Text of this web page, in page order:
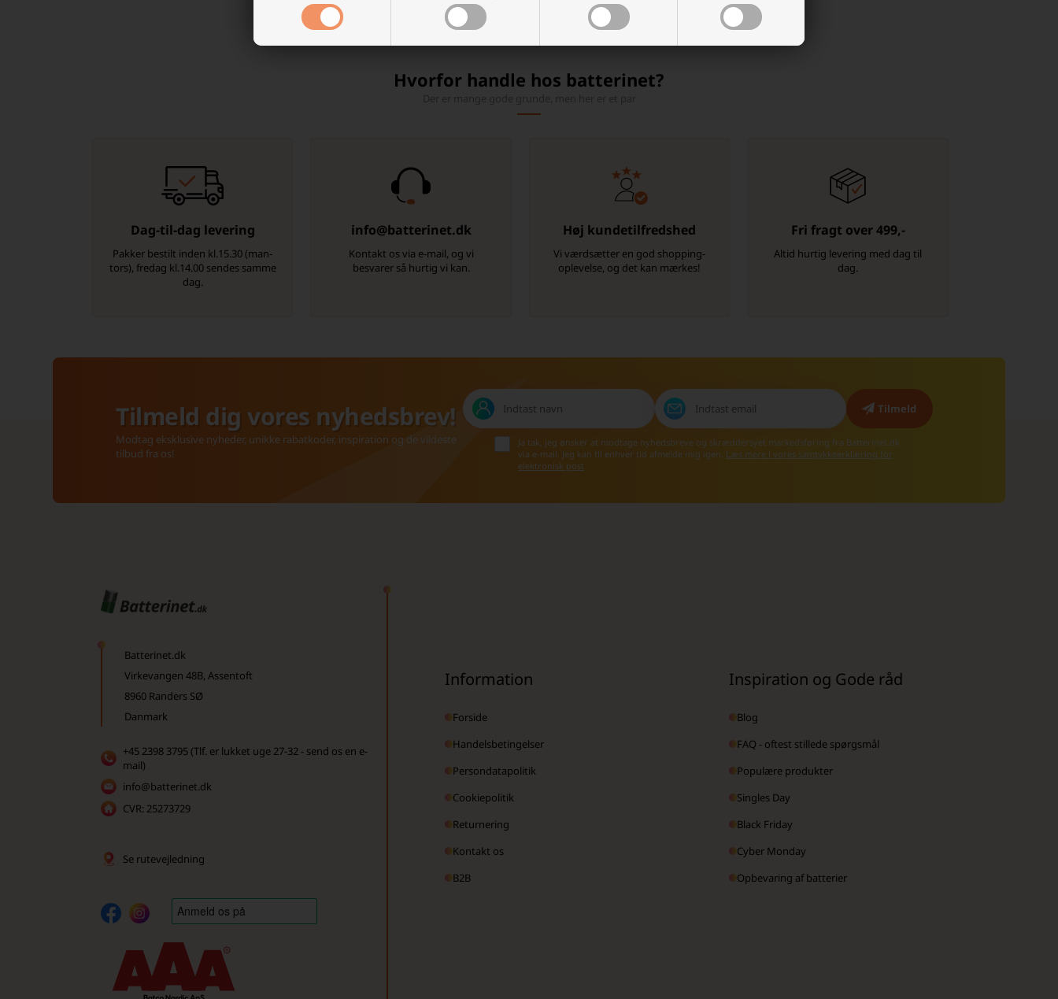
Hvorfor handle hos batterinet?
Dag-til-dag levering
Pakker bestilt inden kl.15.30 (man-
tors), fredag kl.14.00 sendes samme
dag.
info@batterinet.dk
Kontakt os via e-mail, og vi
besvarer så hurtig vi kan.
Høj kundetilfredshed
Vi værdsætter en god shopping-
oplevelse, og det kan mærkes!
Fri fragt over 499,-
Altid hurtig levering med dag til
dag.
Tilmeld dig vores nyhedsbrev!
Modtag eksklusive nyheder, unikke rabatkoder, inspiration og de vildeste
tilbud fra os!
Ja tak, jeg ønsker at modtage nyhedsbreve og skræddersyet markedsføring fra Batterinet.dk
via e-mail. Jeg kan til enhver tid afmelde mig igen. Læs mere i vores samtykkeerklæring for
elektronisk post
Batterinet.dk
Virkevangen 48B, Assentoft
8960 Randers SØ
Danmark
+45 2398 3795 (Tlf. er lukket uge 27-32 - send os en e-
mail)
info@batterinet.dk
CVR: 25273729
Se rutevejledning
Information
Forside
Handelsbetingelser
Persondatapolitik
Cookiepolitik
Returnering
Kontakt os
B2B
Inspiration og Gode råd
Blog
FAQ - oftest stillede spørgsmål
Populære produkter
Singles Day
Black Friday
Cyber Monday
Opbevaring af batterier